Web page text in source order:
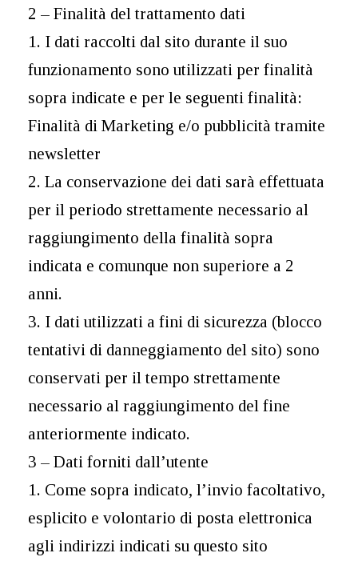
2 – Finalità del trattamento dati
1. I dati raccolti dal sito durante il suo
funzionamento sono utilizzati per finalità
sopra indicate e per le seguenti finalità:
Finalità di Marketing e/o pubblicità tramite
newsletter
2. La conservazione dei dati sarà effettuata
per il periodo strettamente necessario al
raggiungimento della finalità sopra
indicata e comunque non superiore a 2
anni.
3. I dati utilizzati a fini di sicurezza (blocco
tentativi di danneggiamento del sito) sono
conservati per il tempo strettamente
necessario al raggiungimento del fine
anteriormente indicato.
3 – Dati forniti dall’utente
1. Come sopra indicato, l’invio facoltativo,
esplicito e volontario di posta elettronica
agli indirizzi indicati su questo sito